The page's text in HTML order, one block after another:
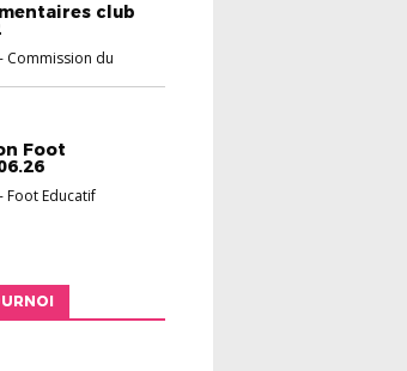
club
- Commission du
Foot
- Foot Educatif